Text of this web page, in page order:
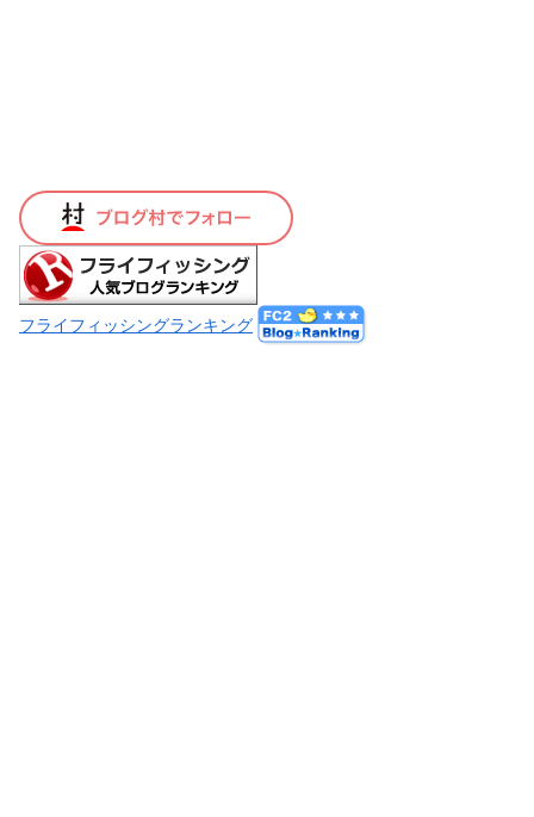
フライフィッシングランキング